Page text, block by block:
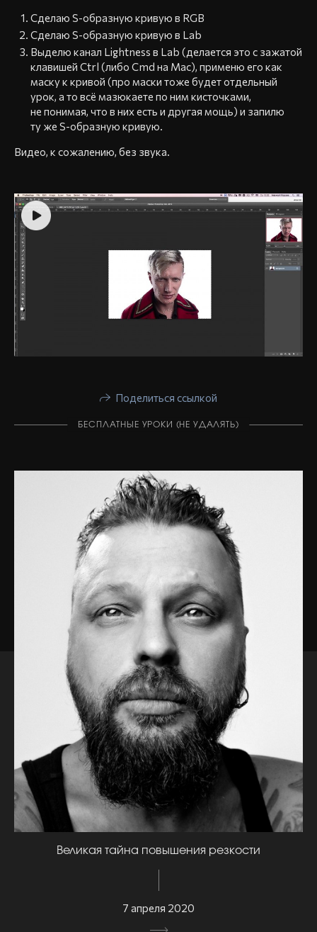
Сделаю S-образную кривую в RGB
Сделаю S-образную кривую в Lab
Выделю канал Lightness в Lab (делается это с зажатой
клавишей Ctrl (либо Cmd на Mac), применю его как
маску к кривой (про маски тоже будет отдельный
урок, а то всё мазюкаете по ним кисточками,
не понимая, что в них есть и другая мощь) и запилю
ту же S-образную кривую.
Видео, к сожалению, без звука.
Поделиться ссылкой
БЕСПЛАТНЫЕ УРОКИ (НЕ УДАЛЯТЬ)
Великая тайна повышения резкости
7 апреля 2020